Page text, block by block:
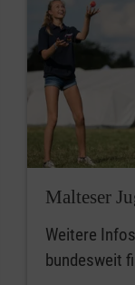
Malteser
Weitere
bundesweit